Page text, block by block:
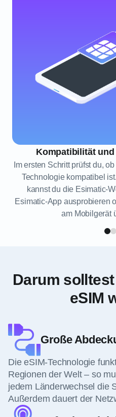
Kompatibilität
Im ersten Schritt prüfst du,
Technologie kompatibel
kannst du die Esimatic-
Esimatic-App ausprobieren
am Mobilgerät
Darum
eSIM
Große
Die eSIM-Technologie
Regionen der Welt – so
jedem Länderwechsel die
Außerdem dauert der